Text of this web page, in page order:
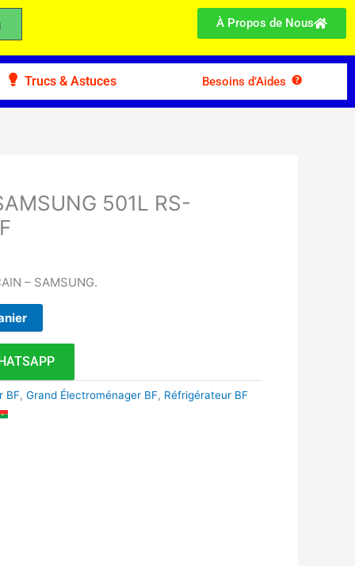
À Propos de Nous
Trucs & Astuces Besoins d’Aides
501L RS-
– SAMSUNG.
BF,Grand Électroménager BF, Réfrigérateur BF